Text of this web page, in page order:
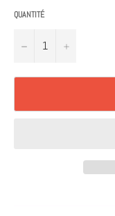
QUANTITÉ
− +